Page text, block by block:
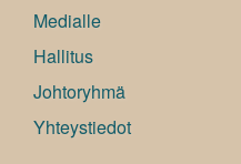
Medialle
Hallitus
Johtoryhmä
Yhteystiedot